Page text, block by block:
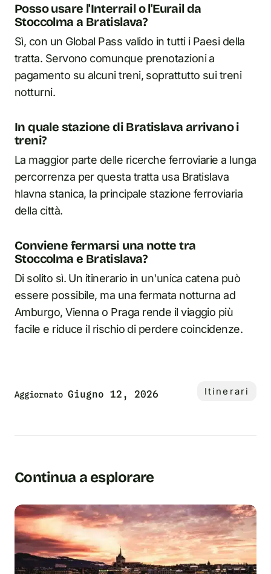
Posso usare l'Interrail o l'Eurail da
Stoccolma a Bratislava?
Sì, con un Global Pass valido in tutti i Paesi della
tratta. Servono comunque prenotazioni a
pagamento su alcuni treni, soprattutto sui treni
notturni.
In quale stazione di Bratislava arrivano i
treni?
La maggior parte delle ricerche ferroviarie a lunga
percorrenza per questa tratta usa Bratislava
hlavna stanica, la principale stazione ferroviaria
della città.
Conviene fermarsi una notte tra
Stoccolma e Bratislava?
Di solito sì. Un itinerario in un'unica catena può
essere possibile, ma una fermata notturna ad
Amburgo, Vienna o Praga rende il viaggio più
facile e riduce il rischio di perdere coincidenze.
Aggiornato Giugno 12, 2026 Itinerari
Continua a esplorare